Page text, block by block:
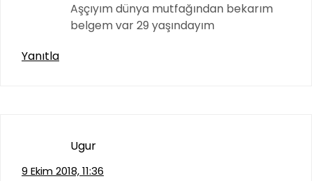
Aşçıyım dünya mutfağından bekarım
belgem var 29 yaşındayım
Yanıtla
Ugur
9 Ekim 2018, 11:36